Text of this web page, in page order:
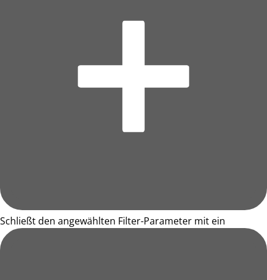
Schließt den angewählten Filter-Parameter mit ein